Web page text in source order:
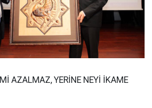
AZALMAZ, YERİNE NEYİ İKAME